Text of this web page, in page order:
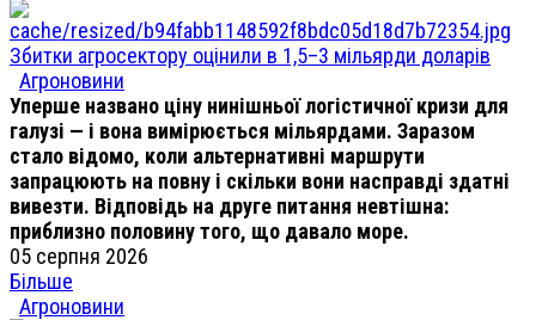
Збитки агросектору оцінили в 1,5–3 мільярди доларів
Агроновини
Уперше названо ціну нинішньої логістичної кризи для
галузі — і вона вимірюється мільярдами. Заразом
стало відомо, коли альтернативні маршрути
запрацюють на повну і скільки вони насправді здатні
вивезти. Відповідь на друге питання невтішна:
приблизно половину того, що давало море.
05 серпня 2026
Більше
Агроновини